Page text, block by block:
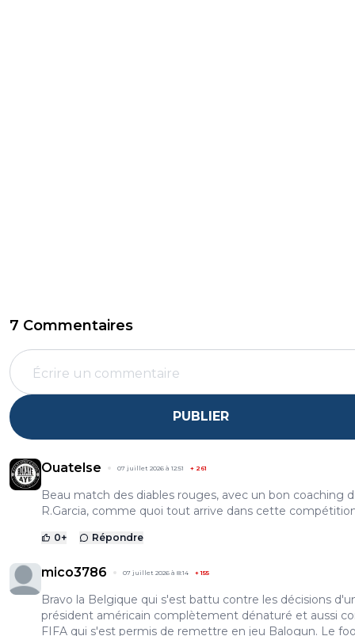
7 Commentaires
PUBLIER
Ouatelse 07 juillet 2026 à 12:51 + 261
Beau match des diables rouges, avec un bon coaching
R.Garcia, comme quoi tout arrive dans cette
0+ Répondre
mico3786 07 juillet 2026 à 8:14 +155
Bravo la Belgique qui s'est battu contre les décisions
président américain complètement dénaturé et aussi
FIFA qui s'est permis de remettre en jeu Balogun. Le